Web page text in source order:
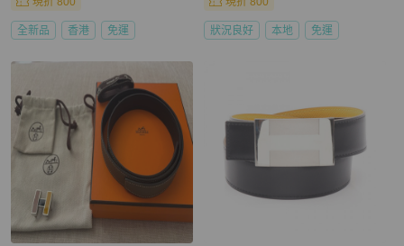
全新品 香港 免運 狀況良好 本地 免運